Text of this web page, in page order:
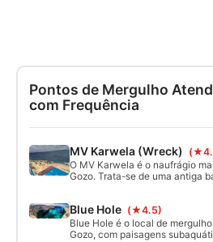
Pontos de Mergulho
com Frequência
MV Karwela (Wreck)
O MV Karwela é o naufrágio
Gozo. Trata-se de uma antiga
fácil e seguro entrar e penetrar
tem uma escadaria fantástica,
explorar e uma sala de
Blue Hole (★4.5)
Blue Hole é o local de
Gozo, com paisagens